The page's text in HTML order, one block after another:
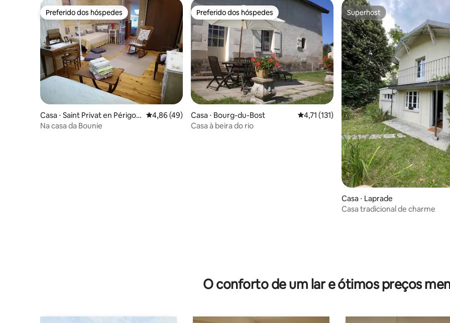
Preferido dos hóspedes
Preferido dos hóspedes
Casa ⋅ Saint Privat en Périgor
d
4,86 de uma avaliação média de 5, 49 avaliações
4,86 (49)
Na casa da Bounie
Preferido dos hóspedes
Preferido dos hóspedes
Casa ⋅ Bourg-du-Bost 4,71 de uma avaliação média de 5, 131
4,71 (131)
Casa à beira do rio
Superhost
Superhost
Casa ⋅ Laprade
Casa tradicional de charme
O conforto de um lar e ótimos preços